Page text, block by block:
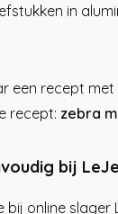
in
een recept
recept: zebra
bij
bij online